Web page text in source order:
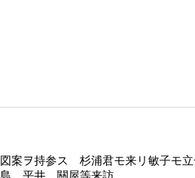
案ヲ持参ス 杉浦君モ来リ敏子モ
平井 關屋等来訪